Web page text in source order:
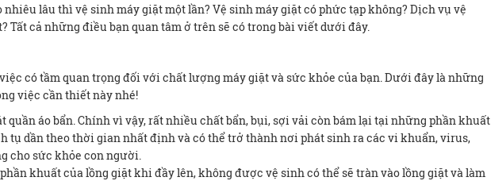
nhiêu lâu thì vệ sinh máy giặt một lần? Vệ sinh máy giặt có phức tạp không? Dịch vụ vệ
Tất cả những điều bạn quan tâm ở trên sẽ có trong bài viết dưới đây.
có tầm quan trọng đối với chất lượng máy giặt và sức khỏe của bạn. Dưới đây là những
việc cần thiết này nhé!
quần áo bẩn. Chính vì vậy, rất nhiều chất bẩn, bụi, sợi vải còn bám lại tại những phần khuất
tụ dần theo thời gian nhất định và có thể trở thành nơi phát sinh ra các vi khuẩn, virus,
cho sức khỏe con người.
khuất của lồng giặt khi đầy lên, không được vệ sinh có thể sẽ tràn vào lồng giặt và làm